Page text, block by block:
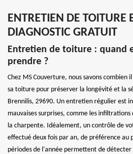
ENTRETIEN DE TOITURE
DIAGNOSTIC GRATUIT
Entretien de toiture : quand
prendre ?
Chez MS Couverture, nous savons
sa toiture pour préserver la longévité et la
Brennilis, 29690. Un entretien régulier est
mauvaises surprises, comme les
la charpente. Idéalement, un contrôle de
effectué deux fois par an, de préférence au
périodes de l'année permettent de